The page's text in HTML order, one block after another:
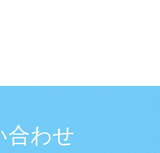
合わせ